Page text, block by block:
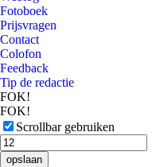
Fotoboek
Prijsvragen
Contact
Colofon
Feedback
Tip de redactie
FOK!
FOK!
Scrollbar gebruiken
opslaan